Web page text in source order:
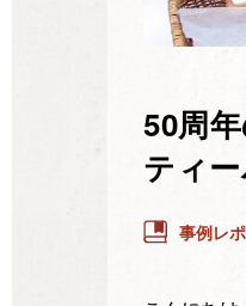
50周
ティ
事例レ